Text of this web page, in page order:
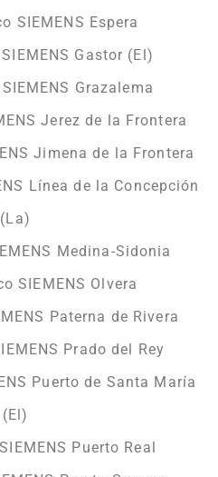
SIEMENS Espera
Gastor (El)
Grazalema
Jerez de la Frontera
Jimena de la Frontera
Línea de la Concepción
(La)
Medina-Sidonia
SIEMENS Olvera
Paterna de Rivera
Prado del Rey
Puerto de Santa María
(El)
Puerto Real